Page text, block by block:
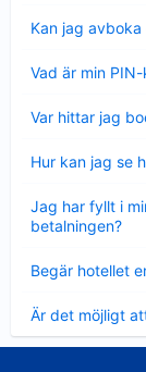
Kan jag
mindre
Vad är min
mindre
Var hittar jag
mindre
Hur kan jag se
mindre
Jag har fyllt i
betalningen?
mindre
Begär hotellet
mindre
Är det möjligt
mindre